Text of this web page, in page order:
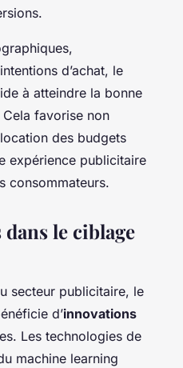
d’achat, le
à atteindre la bonne
favorise non
des budgets
expérience publicitaire
consommateurs.
dans le ciblage
secteur publicitaire, le
d’innovations
Les technologies de
machine learning